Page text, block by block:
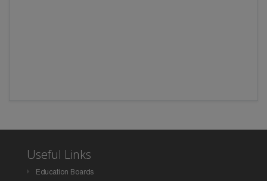
Useful Links
Education Boards